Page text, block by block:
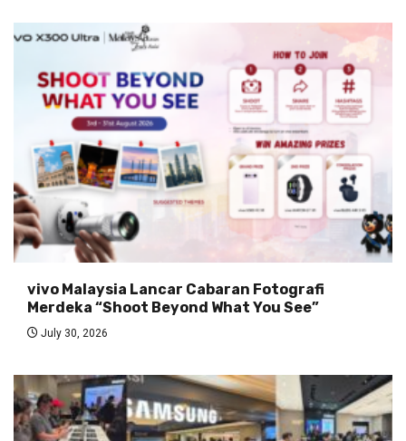
vivo Malaysia Lancar Cabaran Fotografi
Merdeka “Shoot Beyond What You See”
July 30, 2026